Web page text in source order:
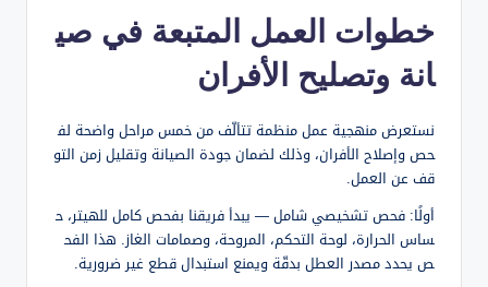
خطوات العمل المتبعة في صي
انة وتصليح الأفران
نستعرض منهجية عمل منظمة تتألّف من خمس مراحل واضحة لف
حص وإصلاح الأفران، وذلك لضمان جودة الصيانة وتقليل زمن التو
قف عن العمل.
أولًا: فحص تشخيصي شامل — يبدأ فريقنا بفحص كامل للهيتر، ح
ساس الحرارة، لوحة التحكم، المروحة، وصمامات الغاز. هذا الفح
ص يحدد مصدر العطل بدقّة ويمنع استبدال قطع غير ضرورية.